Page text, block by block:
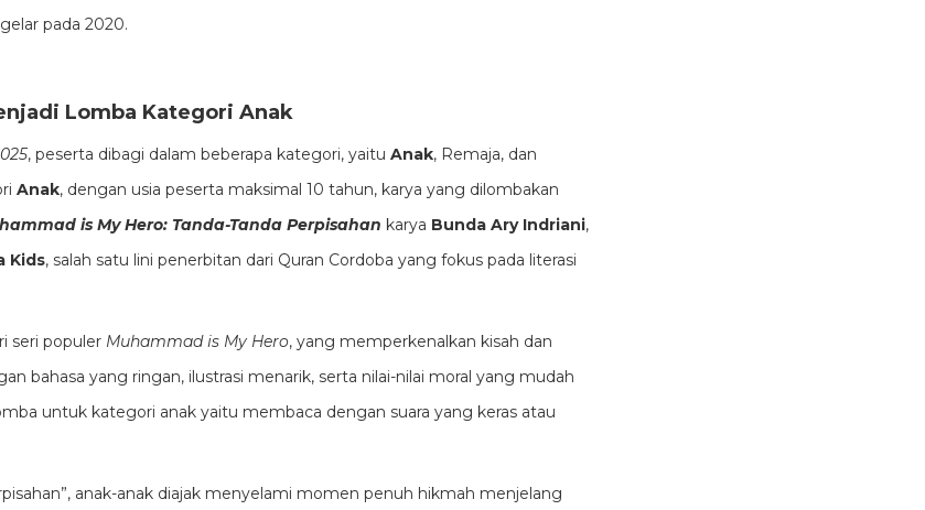
pada 2020.
Lomba Kategori Anak
, peserta dibagi dalam beberapa kategori, yaitu Anak, Remaja, dan
Anak, dengan usia peserta maksimal 10 tahun, karya yang dilombakan
is My Hero: Tanda-Tanda Perpisahan karya Bunda Ary Indriani,
Kids, salah satu lini penerbitan dari Quran Cordoba yang fokus pada literasi
seri populer Muhammad is My Hero, yang memperkenalkan kisah dan
untuk kategori anak yaitu membaca dengan suara yang keras atau
anak-anak diajak menyelami momen penuh hikmah menjelang